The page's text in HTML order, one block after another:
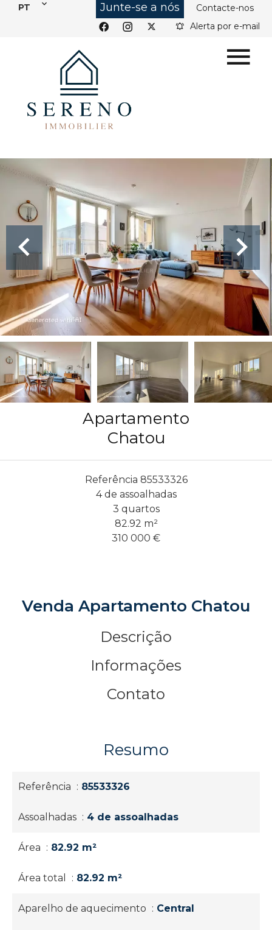
PT Junte-se a nós
Contacte-nos
Alerta por e-mail
Apartamento
Chatou
Referência 85533326
4 de assoalhadas
3 quartos
82.92 m²
310 000 €
Venda Apartamento Chatou
Descrição
Informações
Contato
Resumo
Referência 85533326
Assoalhadas 4 de assoalhadas
Área 82.92 m²
Área total 82.92 m²
Aparelho de aquecimento Central